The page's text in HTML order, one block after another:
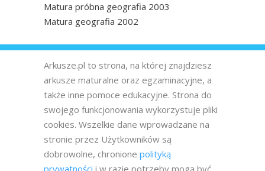
Matura próbna geografia 2003
Matura geografia 2002
Arkusze.pl to strona, na której znajdziesz
arkusze maturalne oraz egzaminacyjne, a
także inne pomoce edukacyjne. Strona do
swojego funkcjonowania wykorzystuje pliki
cookies. Wszelkie dane wprowadzane na
stronie przez Użytkowników są
dobrowolne, chronione polityką
prywatności i w razie potrzeby mogą być